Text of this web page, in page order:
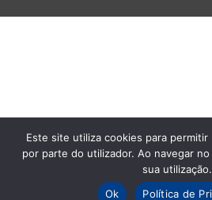
Este site utiliza cookies para permitir
por parte do utilizador. Ao navegar
sua utilização.
Ok
Política de